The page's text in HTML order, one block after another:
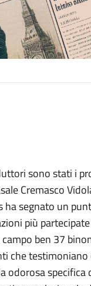
sono stati i
Cremasco
ha segnato un
più
campo ben 37
che
odorosa